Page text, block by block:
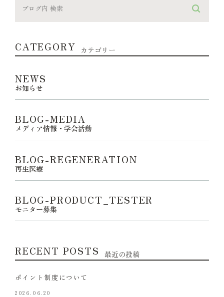
CATEGORY カテゴリー
NEWS
お知らせ
BLOG-MEDIA
メディア情報・学会活動
BLOG-REGENERATION
再生医療
BLOG-PRODUCT_TESTER
モニター募集
RECENT POSTS 最近の投稿
ポイント制度について
2026.06.20